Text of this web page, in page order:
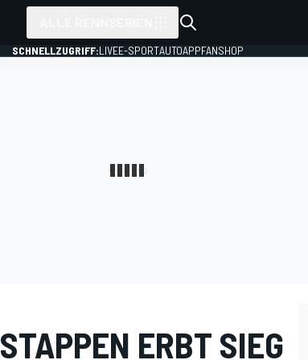
SCHNELLZUGRIFF:LIVEE-SPORTAUTOAPPFANSHOP
ERBT SIEG